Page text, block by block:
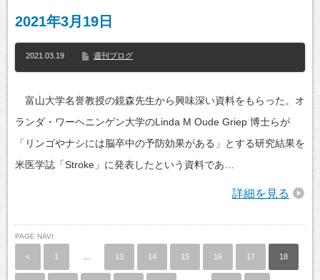
2021年3月19日
2021.03.19 週刊ブログ
富山大学名誉教授の鏡森先生から興味深い資料をもらった。オ
ランダ・ワーヘニンゲン大学のLinda M Oude Griep 博士らが
「リンゴやナシには脳卒中の予防効果がある」とする研究結果を
米医学誌「Stroke」に発表したという資料であ…
詳細を見る
PAGE NAVI
« 1 13 14 15 16 17 18